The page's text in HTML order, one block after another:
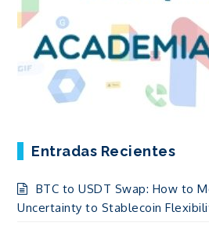
Entradas Recientes
BTC to USDT Swap: How to
Uncertainty to Stablecoin